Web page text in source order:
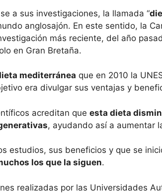
a sus investigaciones, la llamada “
anglosajón. En este sentido, la
más reciente, del año
en Gran Bretaña.
mediterránea que en 2010 la
era divulgar sus ventajas y
acreditan que esta dieta
, ayudando así a aumentar
estudios, sus beneficios y que se
los que la siguen.
realizadas por las Universidades